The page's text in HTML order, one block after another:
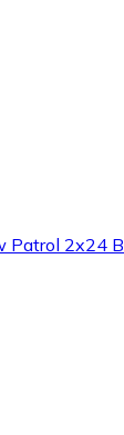
Patrol 2x24